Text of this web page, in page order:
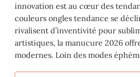
innovation est au cœur des
couleurs ongles tendance se
rivalisent d’inventivité pour
artistiques, la manucure 2026
modernes. Loin des modes